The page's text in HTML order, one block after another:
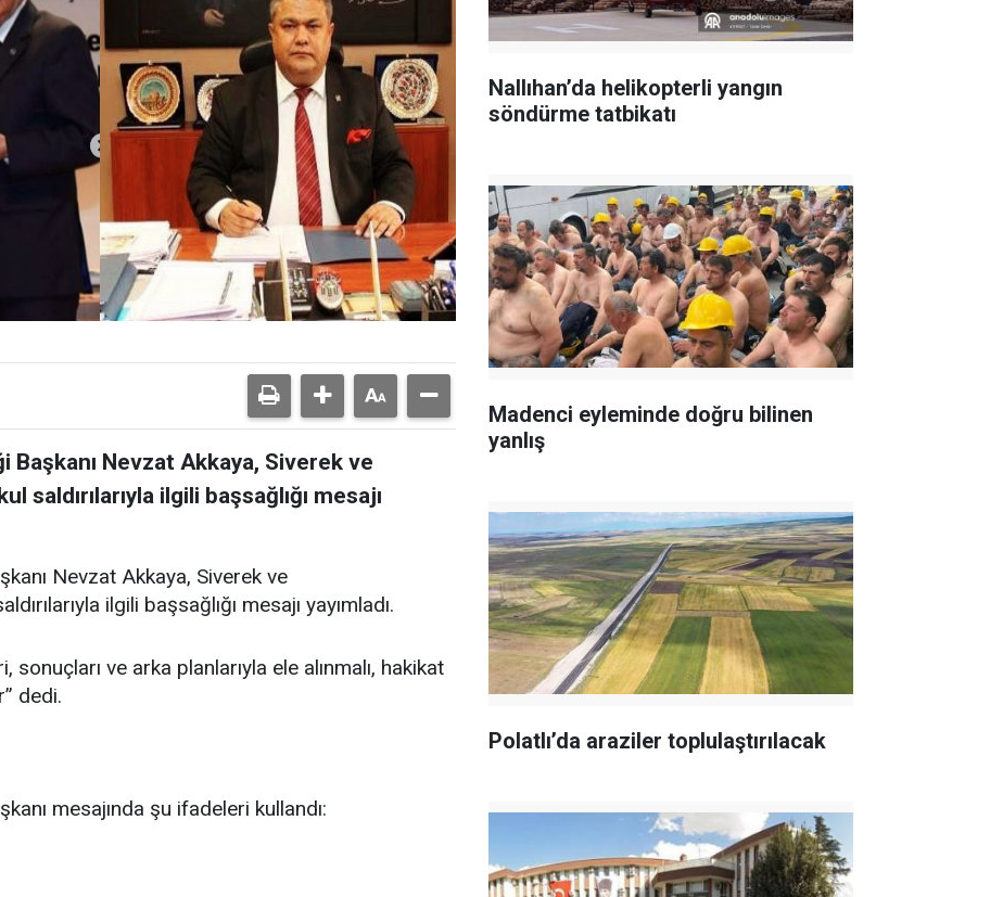
Nevzat Akkaya, Siverek ve
saldırılarıyla ilgili başsağlığı mesajı
Nevzat Akkaya, Siverek ve
ilgili başsağlığı mesajı yayımladı.
ve arka planlarıyla ele alınmalı, hakikat
dedi.
mesajında şu ifadeleri kullandı:
Nallıhan’da helikopterli yangın
söndürme tatbikatı
Madenci eyleminde doğru bilinen
yanlış
Polatlı’da araziler toplulaştırılacak